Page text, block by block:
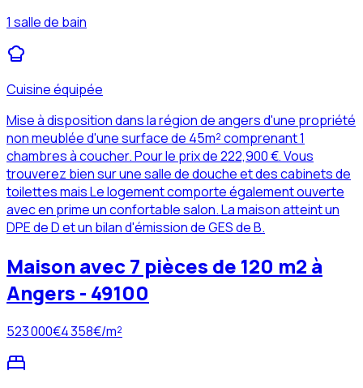
1 salle de bain
Cuisine équipée
Mise à disposition dans la région de angers d'une propriété
non meublée d'une surface de 45m² comprenant 1
chambres à coucher. Pour le prix de 222,900 €. Vous
trouverez bien sur une salle de douche et des cabinets de
toilettes mais Le logement comporte également ouverte
avec en prime un confortable salon. La maison atteint un
DPE de D et un bilan d'émission de GES de B.
Maison avec 7 pièces de 120 m2 à
Angers - 49100
523 000€4 358€/m²